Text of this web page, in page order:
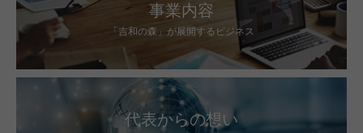
事業内容
「吉和の森」が展開するビジネス
代表からの想い